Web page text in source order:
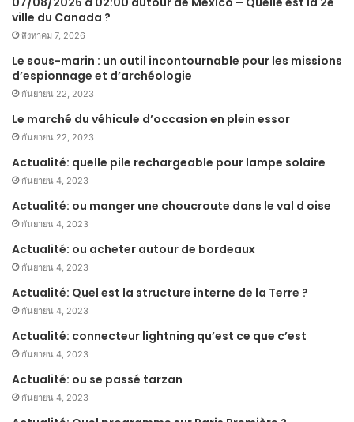
ville du Canada ?
สิงหาคม 7, 2026
Le sous-marin : un outil incontournable pour les missions
d’espionnage et d’archéologie
กันยายน 22, 2023
Le marché du véhicule d’occasion en plein essor
กันยายน 22, 2023
Actualité: quelle pile rechargeable pour lampe solaire
กันยายน 4, 2023
Actualité: ou manger une choucroute dans le val d oise
กันยายน 4, 2023
Actualité: ou acheter autour de bordeaux
กันยายน 4, 2023
Actualité: Quel est la structure interne de la Terre ?
กันยายน 4, 2023
Actualité: connecteur lightning qu’est ce que c’est
กันยายน 4, 2023
Actualité: ou se passé tarzan
กันยายน 4, 2023